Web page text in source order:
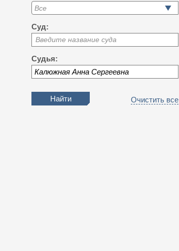
Суд:
Введите название суда
Судья:
Очистить все